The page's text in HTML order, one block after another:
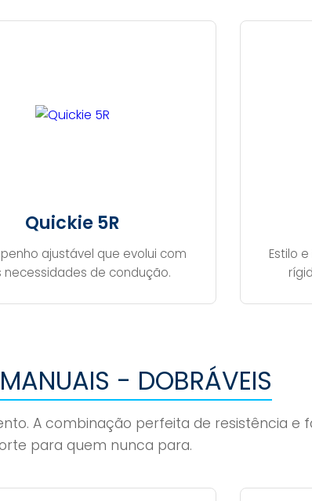
Quickie 5R
ajustável que evolui com
necessidades de condução.
Estilo
- DOBRÁVEIS
A combinação perfeita de resistência e
para quem nunca para.